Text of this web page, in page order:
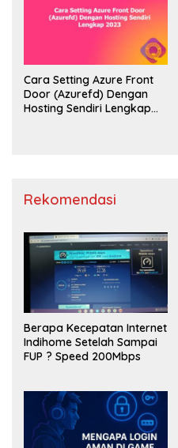
Cara Setting Azure Front
Door (Azurefd) Dengan
Hosting Sendiri Lengkap
Rekomendasi
Berapa Kecepatan Internet
Indihome Setelah Sampai
FUP ? Speed 200Mbps